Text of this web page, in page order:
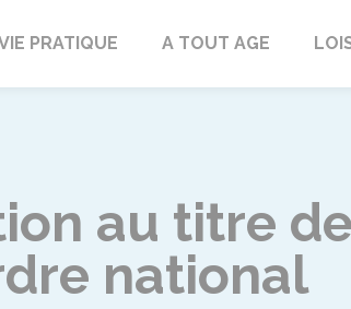
PRATIQUE A TOUT AGE
au titre
national